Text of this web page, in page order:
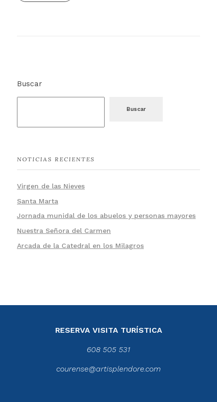
Buscar
Buscar
NOTICIAS RECIENTES
Virgen de las Nieves
Santa Marta
Jornada munidal de los abuelos y personas mayores
Nuestra Señora del Carmen
Arcada de la Catedral en los Milagros
RESERVA VISITA TURÍSTICA
608 505 531
courense@artisplendore.com